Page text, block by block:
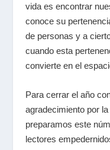
vida es encontrar
conoce su
de personas y a
cuando esta
convierte en el
Para cerrar el año
agradecimiento por
preparamos este
lectores